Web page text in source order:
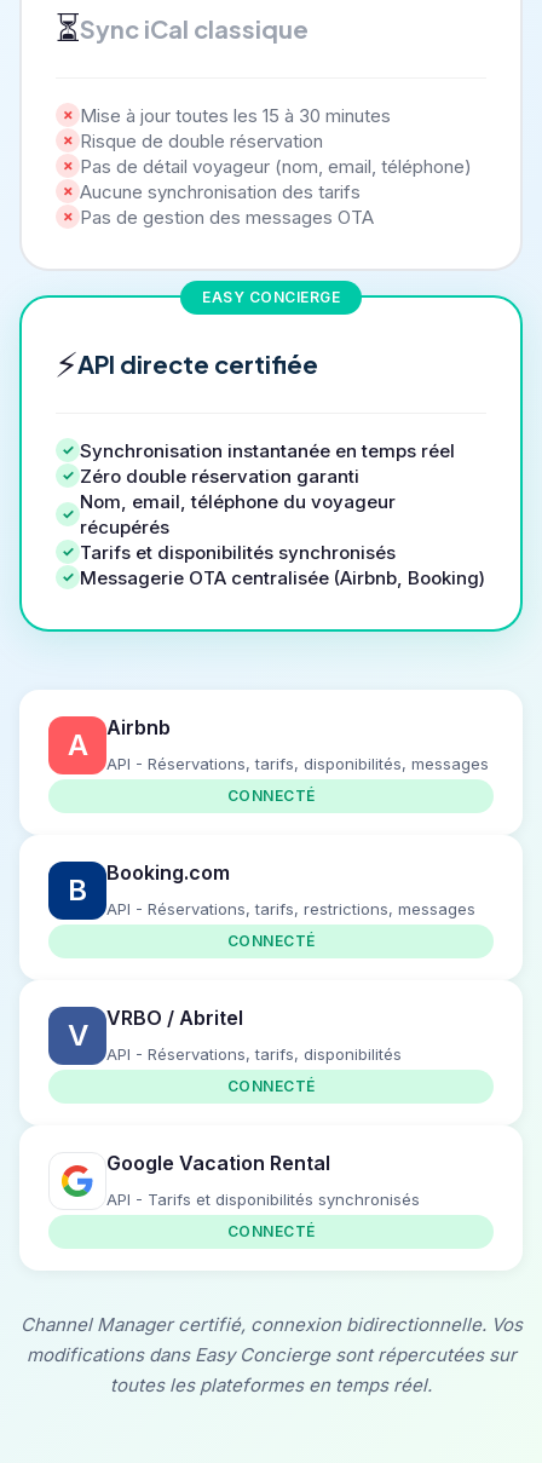
⏳Sync iCal classique
Mise à jour toutes les 15 à 30 minutes
Risque de double réservation
Pas de détail voyageur (nom, email, téléphone)
Aucune synchronisation des tarifs
Pas de gestion des messages OTA
EASY CONCIERGE
⚡API directe certifiée
Synchronisation instantanée en temps réel
Zéro double réservation garanti
Nom, email, téléphone du voyageur
récupérés
Tarifs et disponibilités synchronisés
Messagerie OTA centralisée (Airbnb, Booking)
A Airbnb
API - Réservations, tarifs, disponibilités, messages
CONNECTÉ
B Booking.com
API - Réservations, tarifs, restrictions, messages
CONNECTÉ
V VRBO / Abritel
API - Réservations, tarifs, disponibilités
CONNECTÉ
Google Vacation Rental
API - Tarifs et disponibilités synchronisés
CONNECTÉ
Channel Manager certifié, connexion bidirectionnelle. Vos
modifications dans Easy Concierge sont répercutées sur
toutes les plateformes en temps réel.